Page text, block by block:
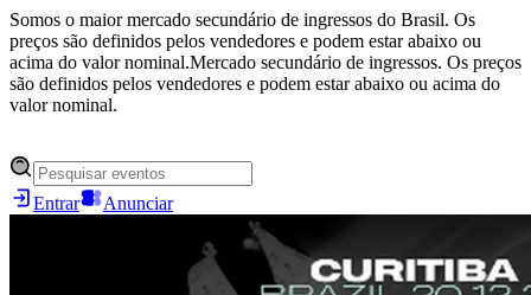
Somos o maior mercado secundário de ingressos do Brasil. Os
preços são definidos pelos vendedores e podem estar abaixo ou
acima do valor nominal.Mercado secundário de ingressos. Os preços
são definidos pelos vendedores e podem estar abaixo ou acima do
valor nominal.
Entrar Anunciar